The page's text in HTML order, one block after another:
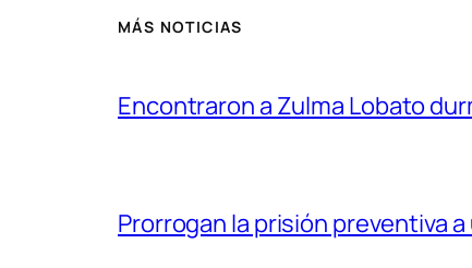
MÁS NOTICIAS
Encontraron a Zulma Lobato
Prorrogan la prisión preventiva